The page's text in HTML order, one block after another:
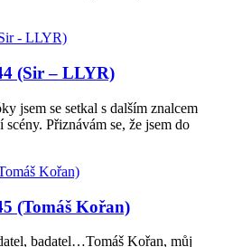
(Sir – LLYR)
jsem se setkal s dalším znalcem
Přiznávám se, že jsem do
(Tomáš Kořan)
badatel…Tomáš Kořan, můj